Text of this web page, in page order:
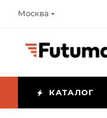
Москва
КАТАЛОГ